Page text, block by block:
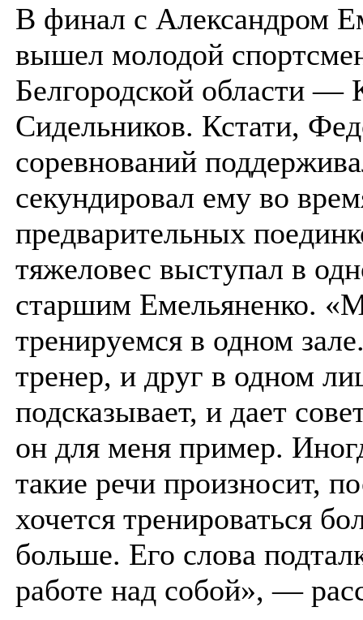
В финал с Александром
вышел молодой
Белгородской области —
Сидельников. Кстати,
соревнований
секундировал ему во
предварительных
тяжеловес выступал в
старшим Емельяненко.
тренируемся в одном
тренер, и друг в одном
подсказывает, и дает
он для меня пример.
такие речи произносит,
хочется тренироваться
больше. Его слова
работе над собой», —